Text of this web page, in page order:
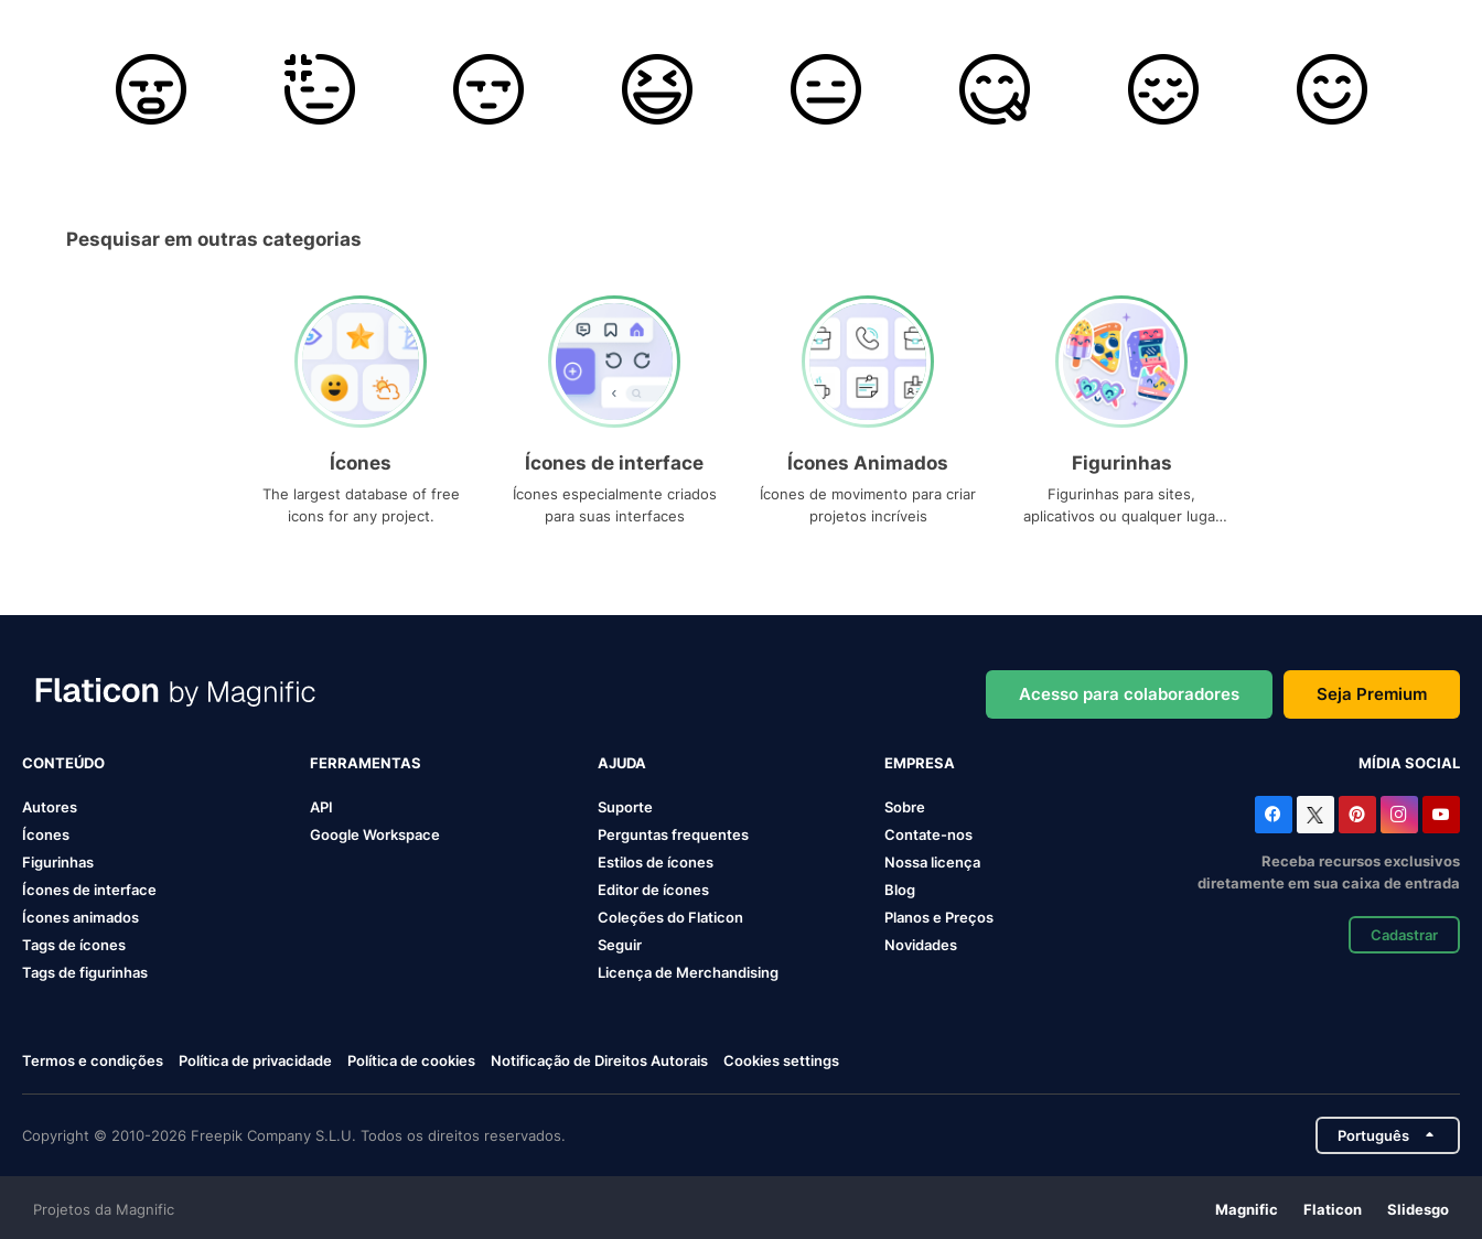
Pesquisar em outras categorias
Ícones
The largest database of free
icons for any project.
Ícones de interface
Ícones especialmente criados
para suas interfaces
Ícones Animados
Ícones de movimento para criar
projetos incríveis
Figurinhas
Figurinhas para sites,
aplicativos ou qualquer lugar
Acesso para colaboradores Seja Premium
CONTEÚDO
Autores
Ícones
Figurinhas
Ícones de interface
Ícones animados
Tags de ícones
Tags de figurinhas
FERRAMENTAS
API
Google Workspace
AJUDA
Suporte
Perguntas frequentes
Estilos de ícones
Editor de ícones
Coleções do Flaticon
Seguir
Licença de Merchandising
EMPRESA
Sobre
Contate-nos
Nossa licença
Blog
Planos e Preços
Novidades
MÍDIA SOCIAL
Receba recursos exclusivos
diretamente em sua caixa de entrada
Cadastrar
Termos e condições Política de privacidade Política de cookies Notificação de Direitos Autorais Cookies settings
Copyright © 2010-2026 Freepik Company S.L.U. Todos os direitos reservados. Português
Projetos da Magnific Magnific Flaticon Slidesgo